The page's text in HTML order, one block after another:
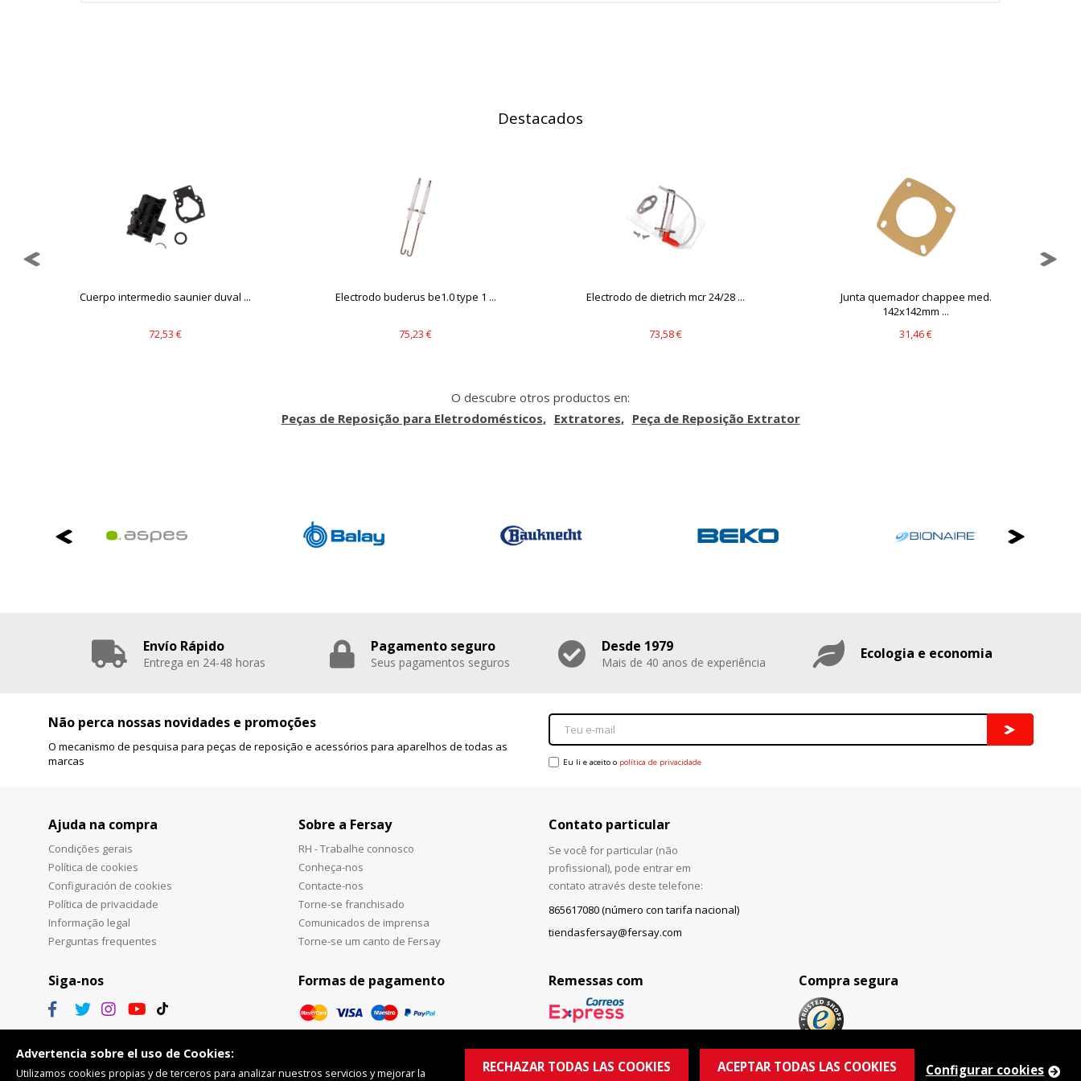
Destacados
Cuerpo intermedio saunier duval ...
72,53 €
Electrodo buderus be1.0 type 1 ...
75,23 €
Electrodo de dietrich mcr 24/28 ...
73,58 €
Junta quemador chappee med.
142x142mm ...
31,46 €
O descubre otros productos en:
Peças de Reposição para Eletrodomésticos
Extratores Peça de Reposição Extrator
Envío Rápido
Entrega en 24-48 horas
Pagamento seguro
Seus pagamentos seguros
Desde 1979
Mais de 40 anos de experiência Ecologia e economia
Não perca nossas novidades e promoções
O mecanismo de pesquisa para peças de reposição e acessórios para aparelhos de todas as
marcas
Eu li e aceito o política de privacidade
Ajuda na compra
Condições gerais
Política de cookies
Configuración de cookies
Política de privacidade
Informação legal
Perguntas frequentes
Sobre a Fersay
RH - Trabalhe connosco
Conheça-nos
Contacte-nos
Torne-se franchisado
Comunicados de imprensa
Torne-se um canto de Fersay
Contato particular
Se você for particular (não
profissional), pode entrar em
contato através deste telefone:
865617080 (número con tarifa nacional)
tiendasfersay@fersay.com
Siga-nos Formas de pagamento Remessas com Compra segura
Advertencia sobre el uso de Cookies:
Utilizamos cookies propias y de terceros para analizar nuestros servicios y mejorar la RECHAZAR TODAS LAS COOKIES ACEPTAR TODAS LAS COOKIES Configurar cookies